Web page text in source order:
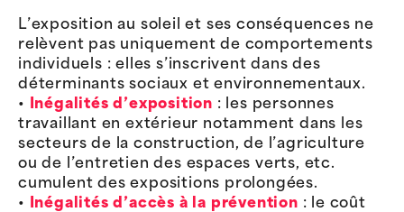
L’exposition au soleil et ses conséquences ne
relèvent pas uniquement de comportements
individuels : elles s’inscrivent dans des
déterminants sociaux et environnementaux.
•
Inégalités d’exposition : les personnes
travaillant en extérieur notamment dans les
secteurs de la construction, de l’agriculture
ou de l’entretien des espaces verts, etc.
cumulent des expositions prolongées.
•
Inégalités d’accès à la prévention : le coût